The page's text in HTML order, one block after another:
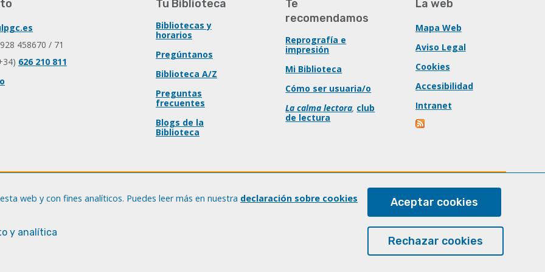
458670 / 71
626 210 811
Tu Biblioteca
Bibliotecas y
horarios
Pregúntanos
Biblioteca A/Z
Preguntas
frecuentes
Blogs de la
Biblioteca
Te
recomendamos
Reprografía e
impresión
Mi Biblioteca
Cómo ser usuaria/o
La calma lectora, club
de lectura
La web
Mapa Web
Aviso Legal
Cookies
Accesibilidad
Intranet
web y con fines analíticos. Puedes leer más en nuestra declaración sobre cookies
y analítica
Aceptar cookies
Rechazar cookies